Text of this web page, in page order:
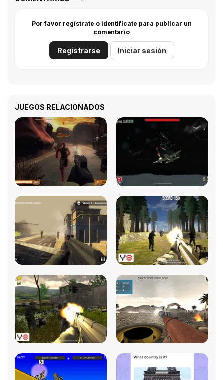
Por favor regístrate o identifícate para publicar un
comentario
Registrarse Iniciar sesión
JUEGOS RELACIONADOS